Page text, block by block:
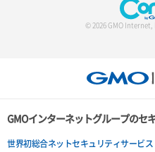
© 2026 GMO Internet,
GMOインターネットグループのセ
世界初総合ネットセキュリティサービス